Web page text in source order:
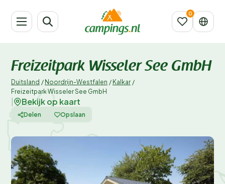
Freizeitpark Wisseler See GmbH
Duitsland / Noordrijn-Westfalen / Kalkar /
Freizeitpark Wisseler See GmbH
Bekijk op kaart
Delen Opslaan